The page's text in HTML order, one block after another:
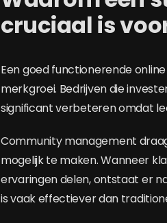
cruciaal is
Een goed functionerende
merkgroei. Bedrijven die
significant verbeteren omdat
Community management
mogelijk te maken. Wanneer
ervaringen delen, ontstaat er
is vaak effectiever dan